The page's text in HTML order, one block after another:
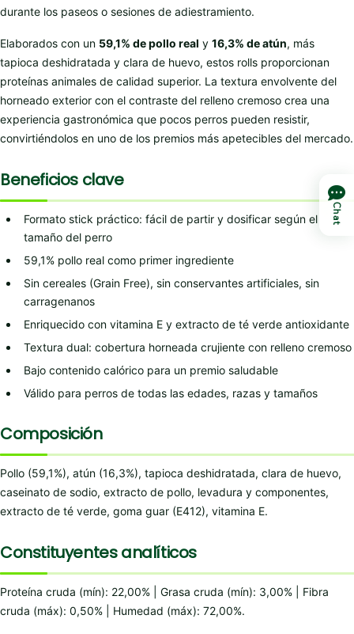
durante los paseos o sesiones de adiestramiento.
Elaborados con un 59,1% de pollo real y 16,3% de atún, más
tapioca deshidratada y clara de huevo, estos rolls proporcionan
proteínas animales de calidad superior. La textura envolvente del
horneado exterior con el contraste del relleno cremoso crea una
experiencia gastronómica que pocos perros pueden resistir,
convirtiéndolos en uno de los premios más apetecibles del mercado.
Beneficios clave
Formato stick práctico: fácil de partir y dosificar según el
tamaño del perro
59,1% pollo real como primer ingrediente
Sin cereales (Grain Free), sin conservantes artificiales, sin
carragenanos
Enriquecido con vitamina E y extracto de té verde antioxidante
Textura dual: cobertura horneada crujiente con relleno cremoso
Bajo contenido calórico para un premio saludable
Válido para perros de todas las edades, razas y tamaños
Composición
Pollo (59,1%), atún (16,3%), tapioca deshidratada, clara de huevo,
caseinato de sodio, extracto de pollo, levadura y componentes,
extracto de té verde, goma guar (E412), vitamina E.
Constituyentes analíticos
Proteína cruda (mín): 22,00% | Grasa cruda (mín): 3,00% | Fibra
cruda (máx): 0,50% | Humedad (máx): 72,00%.
Chat